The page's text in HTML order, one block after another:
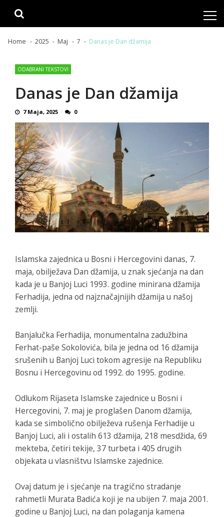
Home 2025 Maj 7 Danas je Dan džamija
ODABRANI TEKSTOVI
Danas je Dan džamija
7 Maja, 2025 0
Islamska zajednica u Bosni i Hercegovini danas, 7.
maja, obilježava Dan džamija, u znak sjećanja na dan
kada je u Banjoj Luci 1993. godine minirana džamija
Ferhadija, jedna od najznačajnijih džamija u našoj
zemlji.
Banjalučka Ferhadija, monumentalna zadužbina
Ferhat-paše Sokolovića, bila je jedna od 16 džamija
srušenih u Banjoj Luci tokom agresije na Republiku
Bosnu i Hercegovinu od 1992. do 1995. godine.
Odlukom Rijaseta Islamske zajednice u Bosni i
Hercegovini, 7. maj je proglašen Danom džamija,
kada se simbolično obilježeva rušenja Ferhadije u
Banjoj Luci, ali i ostalih 613 džamija, 218 mesdžida, 69
mekteba, četiri tekije, 37 turbeta i 405 drugih
objekata u vlasništvu Islamske zajednice.
Ovaj datum je i sjećanje na tragično stradanje
rahmetli Murata Badića koji je na ubijen 7. maja 2001.
godine u Banjoj Luci, na dan polaganja kamena